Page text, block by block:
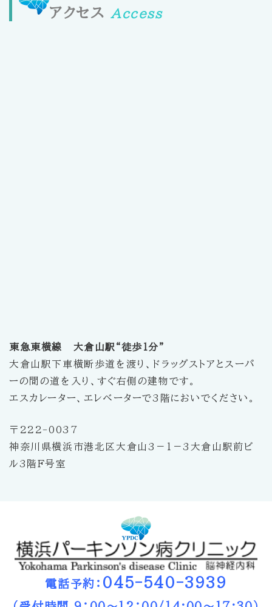
アクセス Access
東急東横線 大倉山駅“徒歩1分”
大倉山駅下車横断歩道を渡り、ドラッグストアとスーパ
ーの間の道を入り、すぐ右側の建物です。
エスカレーター、エレベーターで3階においでください。
〒222-0037
神奈川県横浜市港北区大倉山3－1－3大倉山駅前ビ
ル3階F号室
電話予約： 045-540-3939